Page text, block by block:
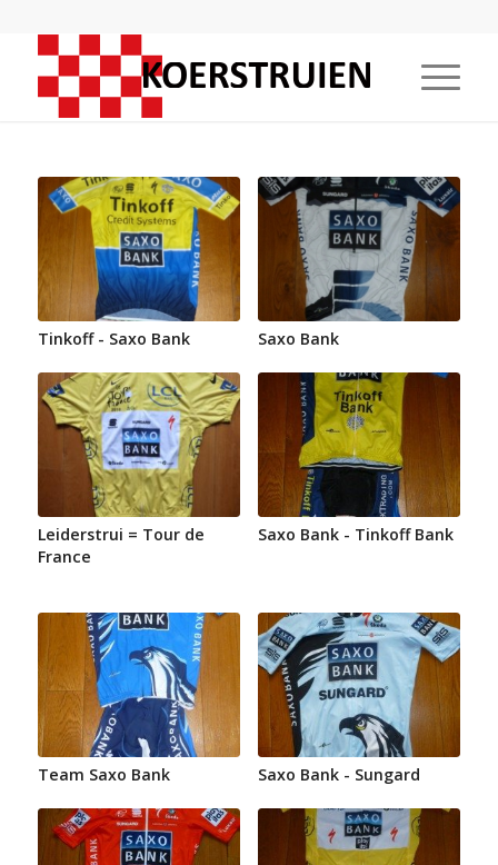
Tinkoff - Saxo Bank Saxo Bank
Leiderstrui = Tour de
France
Saxo Bank - Tinkoff Bank
Team Saxo Bank Saxo Bank - Sungard